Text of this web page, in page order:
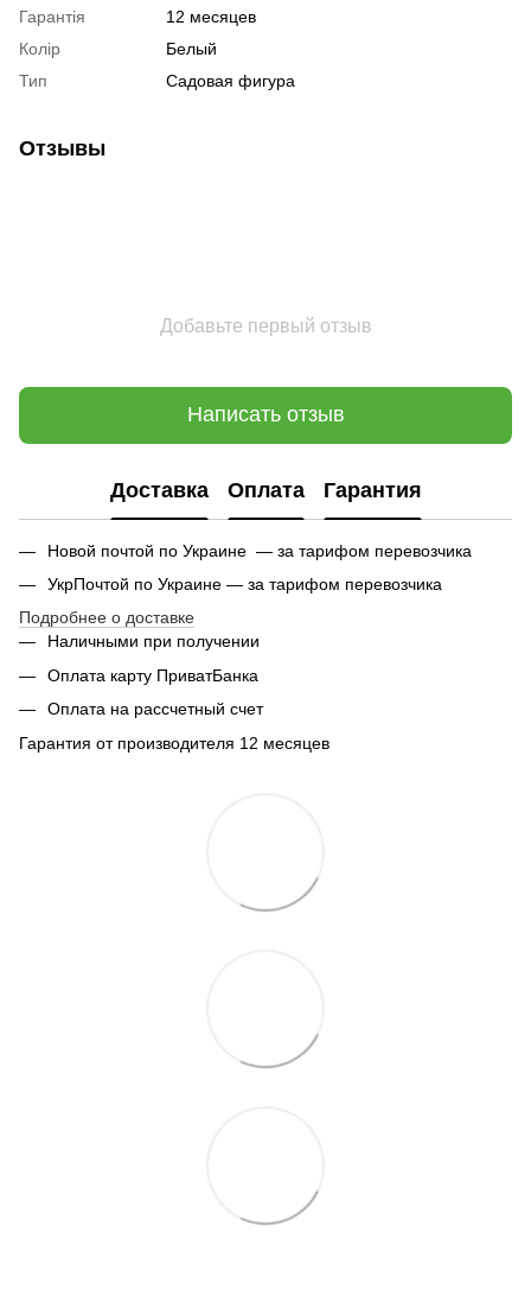
Гарантія
12 месяцев
Колір
Белый
Тип
Садовая фигура
Отзывы
Добавьте первый отзыв
Написать отзыв
Доставка Оплата Гарантия
Новой почтой по Украине — за тарифом перевозчика
УкрПочтой по Украине — за тарифом перевозчика
Подробнее о доставке
Наличными при получении
Оплата карту ПриватБанка
Оплата на рассчетный счет
Гарантия от производителя 12 месяцев